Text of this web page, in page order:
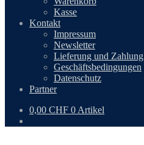
Kasse
Kontakt
Impressum
Newsletter
Lieferung und Zahlung
Geschäftsbedingungen
Datenschutz
Partner
0,00 CHF 0 Artikel